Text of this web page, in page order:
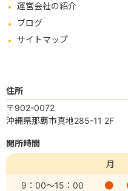
運営会社の紹介
ブログ
サイトマップ
住所
〒902-0072
沖縄県那覇市真地285-11 2F
開所時間
月
9：00～15：00